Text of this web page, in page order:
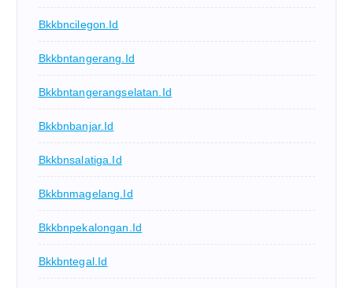
Bkkbncilegon.id
Bkkbntangerang.id
Bkkbntangerangselatan.id
Bkkbnbanjar.id
Bkkbnsalatiga.id
Bkkbnmagelang.id
Bkkbnpekalongan.id
Bkkbntegal.id